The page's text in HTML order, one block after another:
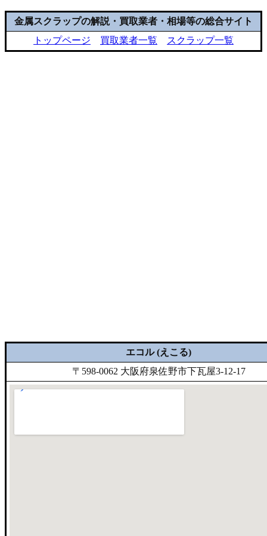
金属スクラップの解説・買取業者・相場等の総合サイト
トップページ
買取業者一覧 スクラップ一覧
エコル (えこる)
〒598-0062 大阪府泉佐野市下瓦屋3-12-17